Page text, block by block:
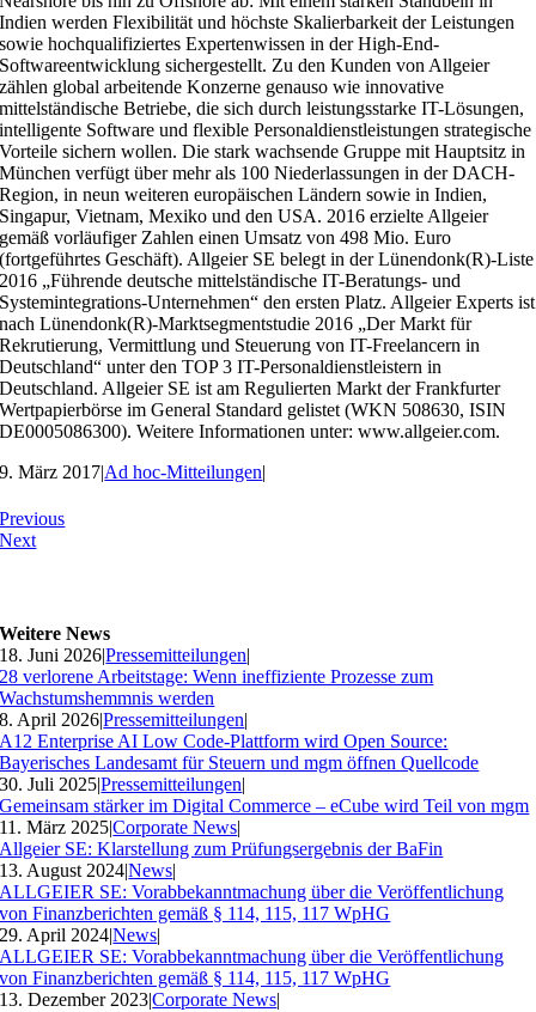
Indien werden Flexibilität und höchste Skalierbarkeit der Leistungen
sowie hochqualifiziertes Expertenwissen in der High-End-
Softwareentwicklung sichergestellt. Zu den Kunden von Allgeier
zählen global arbeitende Konzerne genauso wie innovative
mittelständische Betriebe, die sich durch leistungsstarke IT-Lösungen,
intelligente Software und flexible Personaldienstleistungen strategische
Vorteile sichern wollen. Die stark wachsende Gruppe mit Hauptsitz in
München verfügt über mehr als 100 Niederlassungen in der DACH-
Region, in neun weiteren europäischen Ländern sowie in Indien,
Singapur, Vietnam, Mexiko und den USA. 2016 erzielte Allgeier
gemäß vorläufiger Zahlen einen Umsatz von 498 Mio. Euro
(fortgeführtes Geschäft). Allgeier SE belegt in der Lünendonk(R)-Liste
2016 „Führende deutsche mittelständische IT-Beratungs- und
Systemintegrations-Unternehmen“ den ersten Platz. Allgeier Experts ist
nach Lünendonk(R)-Marktsegmentstudie 2016 „Der Markt für
Rekrutierung, Vermittlung und Steuerung von IT-Freelancern in
Deutschland“ unter den TOP 3 IT-Personaldienstleistern in
Deutschland. Allgeier SE ist am Regulierten Markt der Frankfurter
Wertpapierbörse im General Standard gelistet (WKN 508630, ISIN
DE0005086300). Weitere Informationen unter: www.allgeier.com.
9. März 2017|Ad hoc-Mitteilungen|
Previous
Next
Weitere News
18. Juni 2026|Pressemitteilungen|
28 verlorene Arbeitstage: Wenn ineffiziente Prozesse zum
Wachstumshemmnis werden
8. April 2026|Pressemitteilungen|
A12 Enterprise AI Low Code-Plattform wird Open Source:
Bayerisches Landesamt für Steuern und mgm öffnen Quellcode
30. Juli 2025|Pressemitteilungen|
Gemeinsam stärker im Digital Commerce – eCube wird Teil von mgm
11. März 2025|Corporate News|
Allgeier SE: Klarstellung zum Prüfungsergebnis der BaFin
13. August 2024|News|
ALLGEIER SE: Vorabbekanntmachung über die Veröffentlichung
von Finanzberichten gemäß § 114, 115, 117 WpHG
29. April 2024|News|
ALLGEIER SE: Vorabbekanntmachung über die Veröffentlichung
von Finanzberichten gemäß § 114, 115, 117 WpHG
13. Dezember 2023|Corporate News|